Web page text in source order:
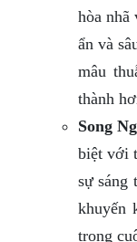
hòa nhã
ẩn và
mâu
thành
Song
biệt với
sự sáng
khuyến
trong